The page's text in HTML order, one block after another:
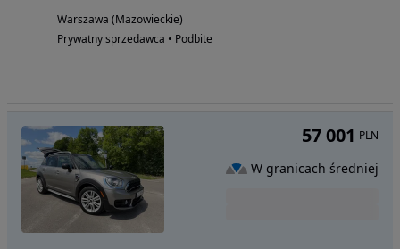
Warszawa (Mazowieckie)
Prywatny sprzedawca • Podbite
57 001 PLN
W granicach średniej